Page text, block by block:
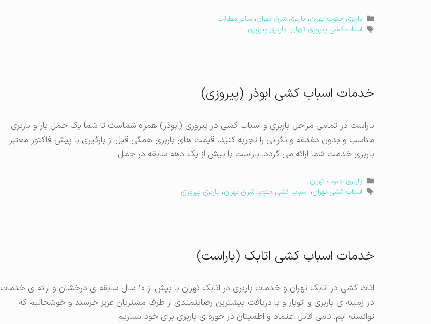
دسته‌ها
باربری جنوب تهران، باربری شرق تهران،سایر مطالب
برچسب‌ها
اسباب کشی پیروزی تهران، باربری پیروزی
خدمات اسباب کشی ابوذر (پیروزی)
باراست در تمامی مراحل باربری و اسباب کشی در پیروزی (ابوذر) همراه شماست تا شما یک حمل بار و باربری
مناسب و بدون دغدغه و نگرانی را تجربه کنید. قیمت های باربری همگی قبل از بارگیری با پیش فاکتور معتبر
باربری خدمت شما ارائه می گردد. باراست با بیش از یک دهه سابقه در حمل
دسته‌ها
باربری جنوب تهران
برچسب‌ها
اسباب کشی تهران، اسباب کشی جنوب شرق تهران، باربری پیروزی
خدمات اسباب کشی اتابک (باراست)
اثاث کشی در اتابک تهران و خدمات باربری در اتابک تهران با بیش از ۱۰ سال سابقه ی درخشان و ارائه ی خدمات
در زمینه ی باربری و اتوبار و با دریافت بیشترین رضایتمندی از طرف مشتریان عزیز خرسند و خوشحالیم که
توانسته ایم. نامی قابل اعتماد و اطمینان در حوزه ی باربری برای خود بسازیم